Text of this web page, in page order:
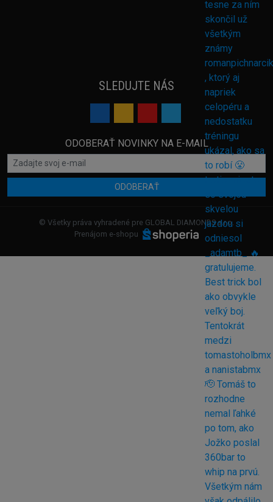
SLEDUJTE NÁS
ODOBERAŤ NOVINKY NA E-MAIL
ODOBERAŤ
© Všetky práva vyhradené pre GLOBAL DIAMONDS s.r.o.
Prenájom e-shopu